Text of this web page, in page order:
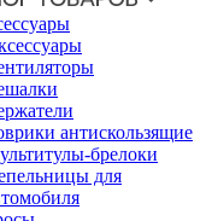
антискользящие
брелоки
для